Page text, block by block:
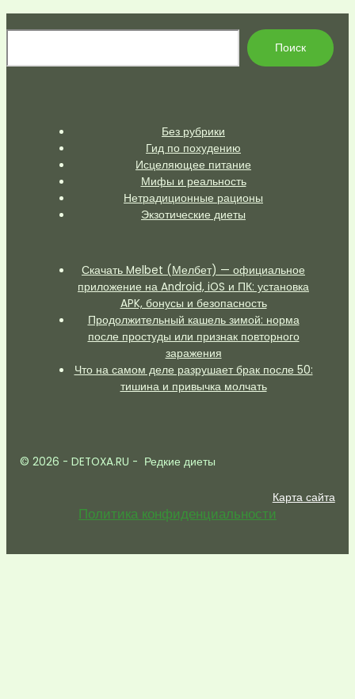
Поиск
Без рубрики
Гид по похудению
Исцеляющее питание
Мифы и реальность
Нетрадиционные рационы
Экзотические диеты
Скачать Melbet (Мелбет) — официальное
приложение на Android, iOS и ПК: установка
APK, бонусы и безопасность
Продолжительный кашель зимой: норма
после простуды или признак повторного
заражения
Что на самом деле разрушает брак после 50:
тишина и привычка молчать
© 2026 - DETOXA.RU - Редкие диеты
Карта сайта
Политика конфиденциальности